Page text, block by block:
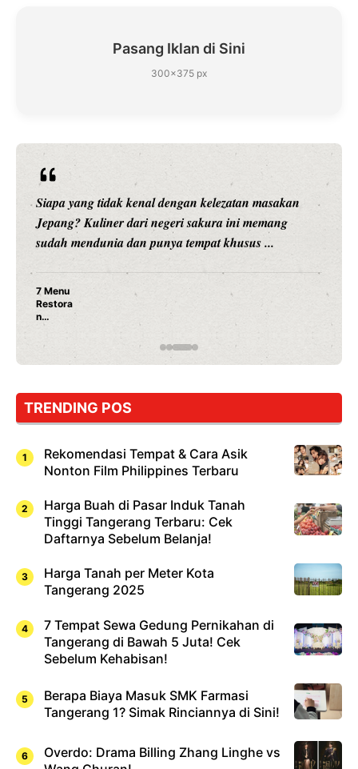
Pasang Iklan di Sini
300×375 px
Siapa yang tidak kenal dengan kelezatan masakan
Jepang? Kuliner dari negeri sakura ini memang
sudah mendunia dan punya tempat khusus ...
7 Menu
Restora
n
Jepang
yang
Dicoba,
Cuma
Sushi!
TRENDING POS
Rekomendasi Tempat & Cara Asik
Nonton Film Philippines Terbaru
Harga Buah di Pasar Induk Tanah
Tinggi Tangerang Terbaru: Cek
Daftarnya Sebelum Belanja!
Harga Tanah per Meter Kota
Tangerang 2025
7 Tempat Sewa Gedung Pernikahan di
Tangerang di Bawah 5 Juta! Cek
Sebelum Kehabisan!
Berapa Biaya Masuk SMK Farmasi
Tangerang 1? Simak Rinciannya di Sini!
Overdo: Drama Billing Zhang Linghe vs